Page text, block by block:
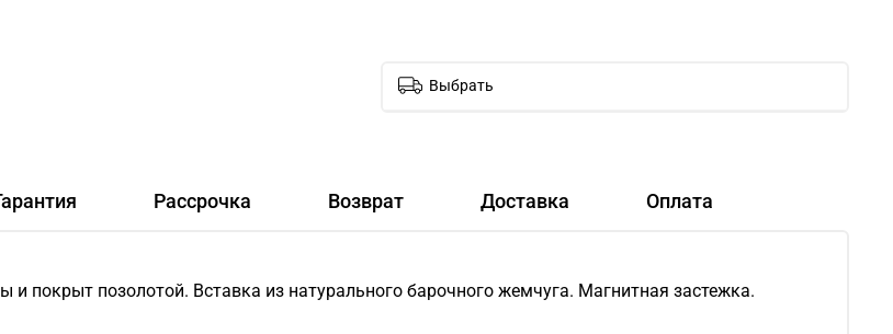
Выбрать
Рассрочка Возврат Доставка Оплата
и покрыт позолотой. Вставка из натурального барочного жемчуга. Магнитная застежка.